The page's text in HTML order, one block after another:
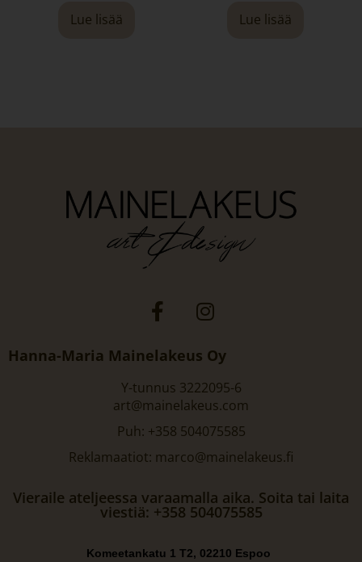
Lue lisää Lue lisää
Hanna-Maria Mainelakeus Oy
Y-tunnus 3222095-6
art@mainelakeus.com
Puh: +358 504075585
Reklamaatiot: marco@mainelakeus.fi
Vieraile ateljeessa varaamalla aika. Soita tai laita
viestiä: +358 504075585
Komeetankatu 1 T2, 02210 Espoo